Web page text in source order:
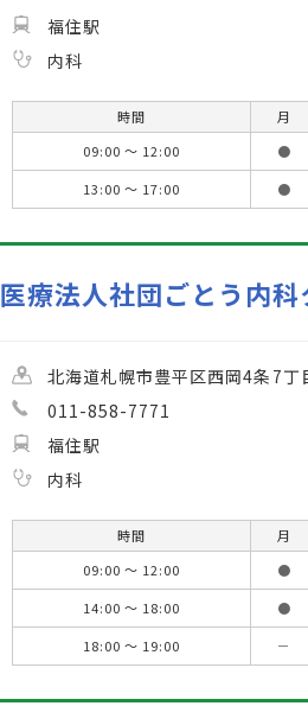
福住駅
内科
時間 月
09:00 ～ 12:00
●
13:00 ～ 17:00
●
医療法人社団ごとう内
北海道札幌市豊平区西岡4条7丁
011-858-7771
福住駅
内科
時間 月
09:00 ～ 12:00
●
14:00 ～ 18:00
●
18:00 ～ 19:00
－